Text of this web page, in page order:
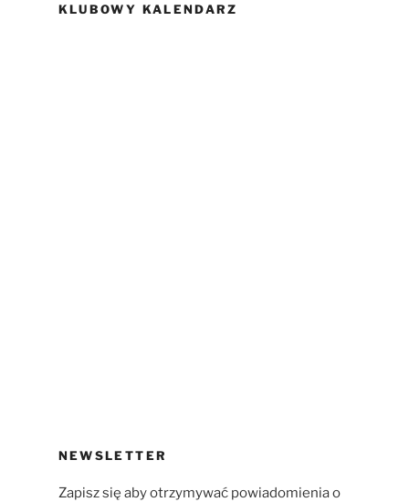
KLUBOWY KALENDARZ
NEWSLETTER
Zapisz się aby otrzymywać powiadomienia o